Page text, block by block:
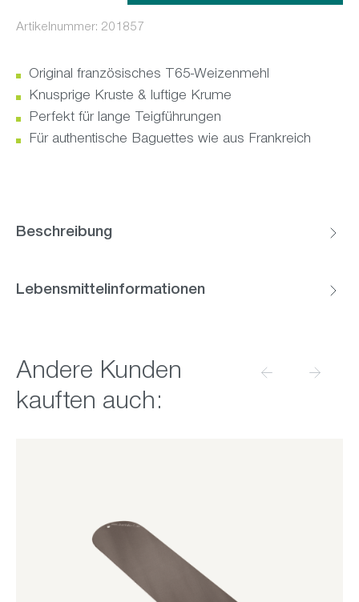
Artikelnummer: 201857
Original französisches T65-Weizenmehl
Knusprige Kruste & luftige Krume
Perfekt für lange Teigführungen
Für authentische Baguettes wie aus Frankreich
Beschreibung
Lebensmittelinformationen
Produktgalerie überspringen
Andere Kunden
kauften auch: